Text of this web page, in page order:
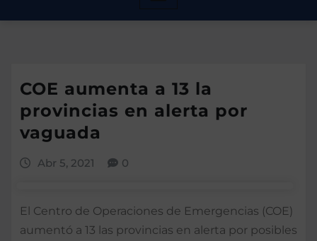
COE aumenta a 13 la
provincias en alerta por
vaguada
Abr 5, 2021 0
El Centro de Operaciones de Emergencias (COE)
aumentó a 13 las provincias en alerta por posibles